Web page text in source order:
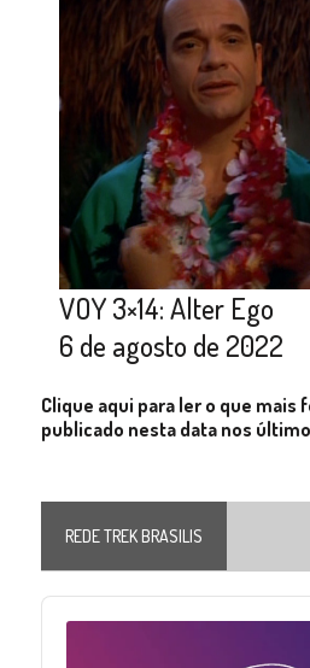
VOY 3×14: Alter Ego
6 de agosto de 2022
Clique aqui para ler o que mais
publicado nesta data nos
REDE TREK BRASILIS
Audio
Player